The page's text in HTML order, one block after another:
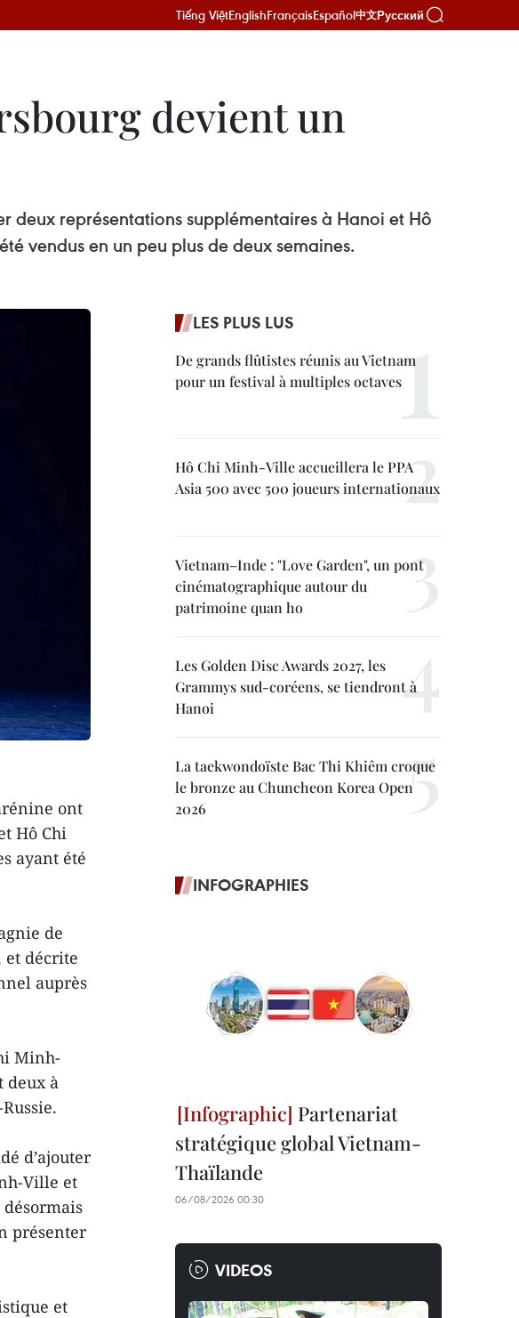
Tiếng ViệtEnglishFrançaisEspañol中文Русский
devient un
deux représentations supplémentaires à Hanoi et Hô
vendus en un peu plus de deux semaines.
ont
Hô Chi
ayant été
de
et décrite
auprès
Minh-
deux à
d’ajouter
Ville et
présenter
et
LES PLUS LUS
De grands flûtistes réunis au Vietnam
pour un festival à multiples octaves
Hô Chi Minh-Ville accueillera le PPA
Asia 500 avec 500 joueurs internationaux
Vietnam–Inde : "Love Garden", un pont
cinématographique autour du
patrimoine quan ho
Les Golden Disc Awards 2027, les
Grammys sud-coréens, se tiendront à
Hanoi
La taekwondoïste Bac Thi Khiêm croque
le bronze au Chuncheon Korea Open
2026
INFOGRAPHIES
Partenariat
stratégique global Vietnam-
Thaïlande
06/08/2026 00:30
VIDEOS